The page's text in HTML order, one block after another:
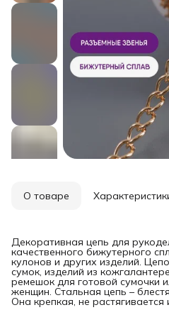
О товаре
Декоративная цепь для
качественного бижутерного
кулонов и других изделий.
сумок, изделий из
ремешок для готовой сумочки
женщин. Стальная цепь –
Она крепкая, не растягивается